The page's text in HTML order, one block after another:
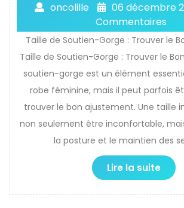
oncolille 06 décembre
Commentaires
Taille de Soutien-Gorge : Trouver le
Taille de Soutien-Gorge : Trouver le
soutien-gorge est un élément
robe féminine, mais il peut parfois
trouver le bon ajustement. Une taille
non seulement être inconfortable,
la posture et le maintien des
Lire la suite